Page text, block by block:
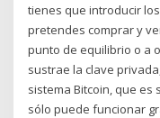
tienes que introducir
pretendes comprar y
punto de equilibrio o a
sustrae la clave
sistema Bitcoin, que
sólo puede funcionar